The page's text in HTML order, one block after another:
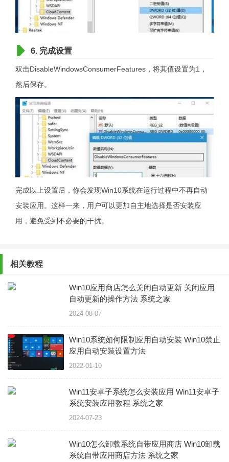
6. 完成设置
双击DisableWindowsConsumerFeatures，将其值设置为1，
然后保存。
完成以上设置后，你会发现Win10系统在运行过程中不再自动
安装应用。这样一来，用户可以更加自主地选择是否安装应
用，避免受到不必要的干扰。
相关教程
Win10应用商店怎么关闭自动更新 关闭应用
自动更新的操作方法 系统之家
2024-08-07
Win10系统如何限制应用自动安装 Win10禁止
应用自动安装设置方法
2022-01-10
Win11安卓子系统怎么安装应用 Win11安卓子
系统安装应用教程 系统之家
2024-07-23
Win10怎么卸载系统自带应用商店 Win10卸载
系统自带应用商店方法 系统之家